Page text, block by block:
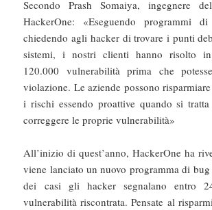
Secondo Prash Somaiya, ingegnere
HackerOne: «Eseguendo programmi
chiedendo agli hacker di trovare i punti
sistemi, i nostri clienti hanno risolto
120.000 vulnerabilità prima che
violazione. Le aziende possono
i rischi essendo proattive quando si
correggere le proprie vulnerabilità»
All’inizio di quest’anno, HackerOne ha
viene lanciato un nuovo programma di
dei casi gli hacker segnalano entro
vulnerabilità riscontrata. Pensate al